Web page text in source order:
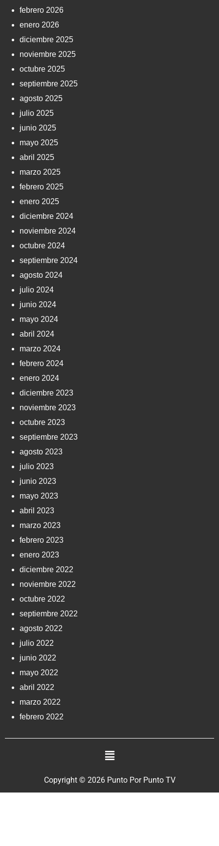
febrero 2026
enero 2026
diciembre 2025
noviembre 2025
octubre 2025
septiembre 2025
agosto 2025
julio 2025
junio 2025
mayo 2025
abril 2025
marzo 2025
febrero 2025
enero 2025
diciembre 2024
noviembre 2024
octubre 2024
septiembre 2024
agosto 2024
julio 2024
junio 2024
mayo 2024
abril 2024
marzo 2024
febrero 2024
enero 2024
diciembre 2023
noviembre 2023
octubre 2023
septiembre 2023
agosto 2023
julio 2023
junio 2023
mayo 2023
abril 2023
marzo 2023
febrero 2023
enero 2023
diciembre 2022
noviembre 2022
octubre 2022
septiembre 2022
agosto 2022
julio 2022
junio 2022
mayo 2022
abril 2022
marzo 2022
febrero 2022
Copyright © 2026 Punto Por Punto TV